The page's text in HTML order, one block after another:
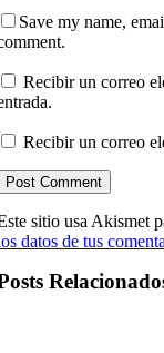
Save my name,
Recibir un correo
Recibir un correo
sitio usa Akismet
datos de tus